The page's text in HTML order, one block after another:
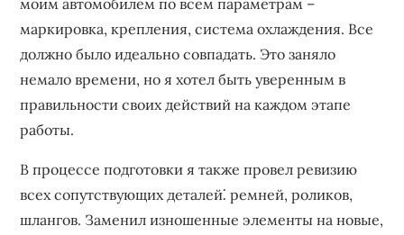
моим автомобилем по всем параметрам –
маркировка, крепления, система охлаждения. Все
должно было идеально совпадать. Это заняло
немало времени, но я хотел быть уверенным в
правильности своих действий на каждом этапе
работы.
В процессе подготовки я также провел ревизию
всех сопутствующих деталей⁚ ремней, роликов,
шлангов. Заменил изношенные элементы на новые,